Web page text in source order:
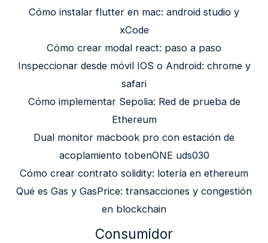
Cómo instalar flutter en mac: android studio y
xCode
Cómo crear modal react: paso a paso
Inspeccionar desde móvil IOS o Android: chrome y
safari
Cómo implementar Sepolia: Red de prueba de
Ethereum
Dual monitor macbook pro con estación de
acoplamiento tobenONE uds030
Cómo crear contrato solidity: lotería en ethereum
Qué es Gas y GasPrice: transacciones y congestión
en blockchain
Consumidor